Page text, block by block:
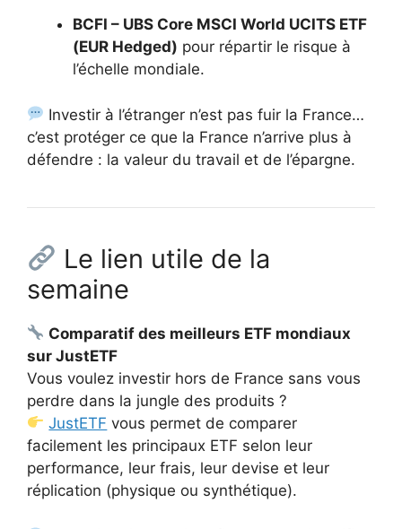
BCFI – UBS Core MSCI World UCITS ETF
(EUR Hedged) pour répartir le risque à
l’échelle mondiale.
Investir à l’étranger n’est pas fuir la France…
c’est protéger ce que la France n’arrive plus à
défendre : la valeur du travail et de l’épargne.
Le lien utile de la
semaine
Comparatif des meilleurs ETF mondiaux
sur JustETF
Vous voulez investir hors de France sans vous
perdre dans la jungle des produits ?
JustETF vous permet de comparer
facilement les principaux ETF selon leur
performance, leur frais, leur devise et leur
réplication (physique ou synthétique).